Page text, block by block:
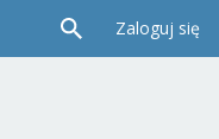
Zaloguj się